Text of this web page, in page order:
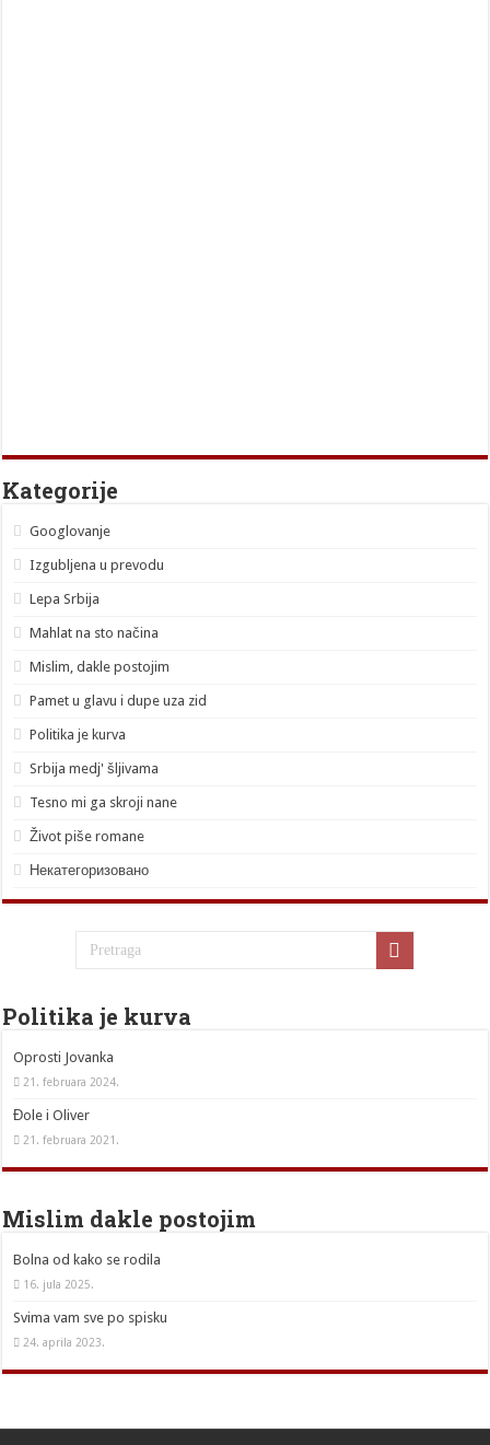
Kategorije
Googlovanje
Izgubljena u prevodu
Lepa Srbija
Mahlat na sto načina
Mislim, dakle postojim
Pamet u glavu i dupe uza zid
Politika je kurva
Srbija medj' šljivama
Tesno mi ga skroji nane
Život piše romane
Некатегоризовано
Politika je kurva
Oprosti Jovanka
21. februara 2024.
Đole i Oliver
21. februara 2021.
Mislim dakle postojim
Bolna od kako se rodila
16. jula 2025.
Svima vam sve po spisku
24. aprila 2023.